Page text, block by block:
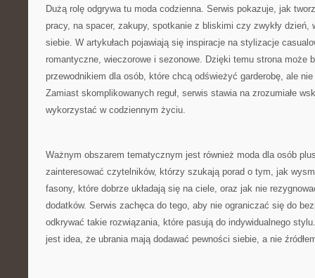
Dużą rolę odgrywa tu moda codzienna. Serwis pokazuje, jak
pracy, na spacer, zakupy, spotkanie z bliskimi czy zwykły
siebie. W artykułach pojawiają się inspiracje na stylizacje
romantyczne, wieczorowe i sezonowe. Dzięki temu strona może
przewodnikiem dla osób, które chcą odświeżyć garderobę, ale
Zamiast skomplikowanych reguł, serwis stawia na zrozumiałe
wykorzystać w codziennym życiu.
Ważnym obszarem tematycznym jest również moda dla osób
zainteresować czytelników, którzy szukają porad o tym, jak
fasony, które dobrze układają się na ciele, oraz jak nie
dodatków. Serwis zachęca do tego, aby nie ograniczać się do
odkrywać takie rozwiązania, które pasują do indywidualnego
jest idea, że ubrania mają dodawać pewności siebie, a nie